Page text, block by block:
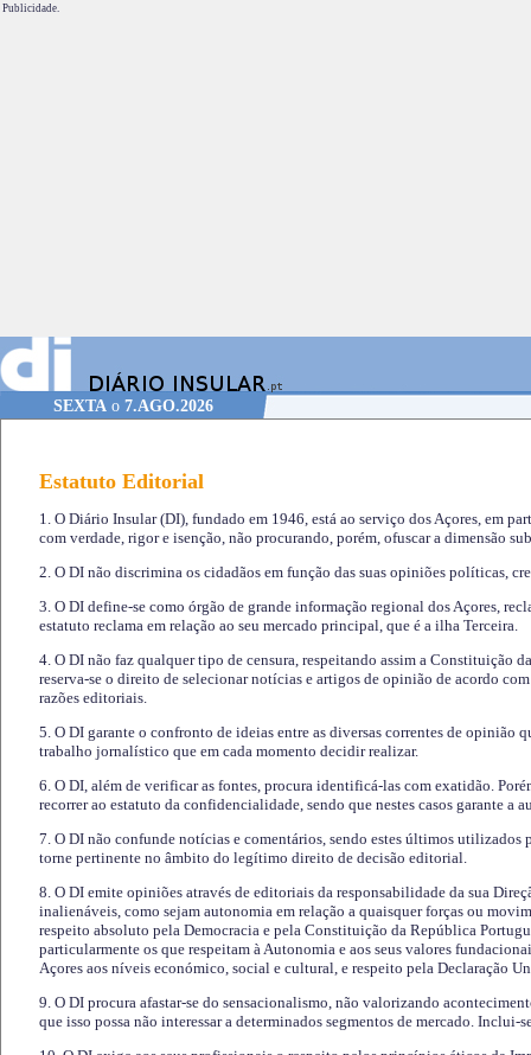
Publicidade.
SEXTA o 7.AGO.2026
Estatuto Editorial
1. O Diário Insular (DI), fundado em 1946, está ao serviço dos Açores, em
com verdade, rigor e isenção, não procurando, porém, ofuscar a dimensão
2. O DI não discrimina os cidadãos em função das suas opiniões políticas,
3. O DI define-se como órgão de grande informação regional dos Açores,
estatuto reclama em relação ao seu mercado principal, que é a ilha Terceira.
4. O DI não faz qualquer tipo de censura, respeitando assim a Constituição
reserva-se o direito de selecionar notícias e artigos de opinião de acordo
razões editoriais.
5. O DI garante o confronto de ideias entre as diversas correntes de opinião
trabalho jornalístico que em cada momento decidir realizar.
6. O DI, além de verificar as fontes, procura identificá-las com exatidão.
recorrer ao estatuto da confidencialidade, sendo que nestes casos garante a
7. O DI não confunde notícias e comentários, sendo estes últimos utilizados
torne pertinente no âmbito do legítimo direito de decisão editorial.
8. O DI emite opiniões através de editoriais da responsabilidade da sua
inalienáveis, como sejam autonomia em relação a quaisquer forças ou
respeito absoluto pela Democracia e pela Constituição da República
particularmente os que respeitam à Autonomia e aos seus valores
Açores aos níveis económico, social e cultural, e respeito pela Declaração
9. O DI procura afastar-se do sensacionalismo, não valorizando
que isso possa não interessar a determinados segmentos de mercado.